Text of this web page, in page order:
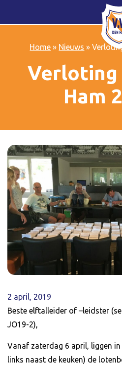
Home » Nieuws »
Verloting
Ham
2 april, 2019
Beste elftalleider of –leidster
JO19-2),
Vanaf zaterdag 6 april, liggen in
links naast de keuken) de